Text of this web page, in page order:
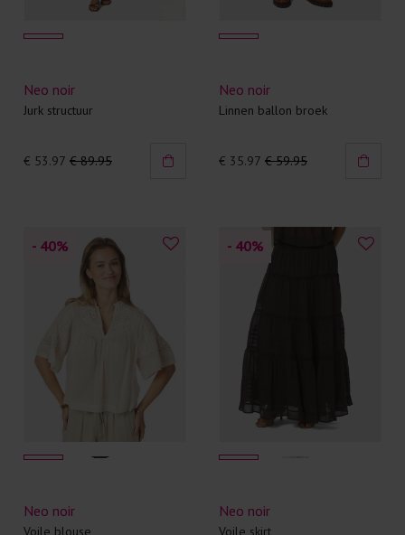
Neo noir
Jurk structuur
€ 53.97 € 89.95
Neo noir
Linnen ballon broek
€ 35.97 € 59.95
- 40%
Neo noir
Voile blouse
- 40%
Neo noir
Voile skirt